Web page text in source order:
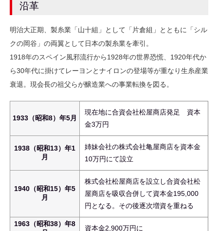
沿革
明治大正期、製糸業「山十組」として「片倉組」とともに「シル
クの岡谷」の両翼として日本の製糸業を牽引。
1918年のスペイン風邪流行から1928年の世界恐慌、1920年代か
ら30年代に掛けてレーヨンとナイロンの登場等が重なり生糸産業
衰退。現会長の祖父らが醸造業への事業転換を図る。
1933（昭和8）年5月
現在地に合資会社松屋商店発足 資本
金3万円
1938（昭和13）年1
月
姉妹会社の株式会社亀屋商店を資本金
10万円にて設立
1940（昭和15）年5
月
株式会社松屋商店を設立し合資会社松
屋商店を吸収合併して資本金195,000
円となる。その後逐次増資を重ねる
1963（昭和38）年8
資本金2,900万円に